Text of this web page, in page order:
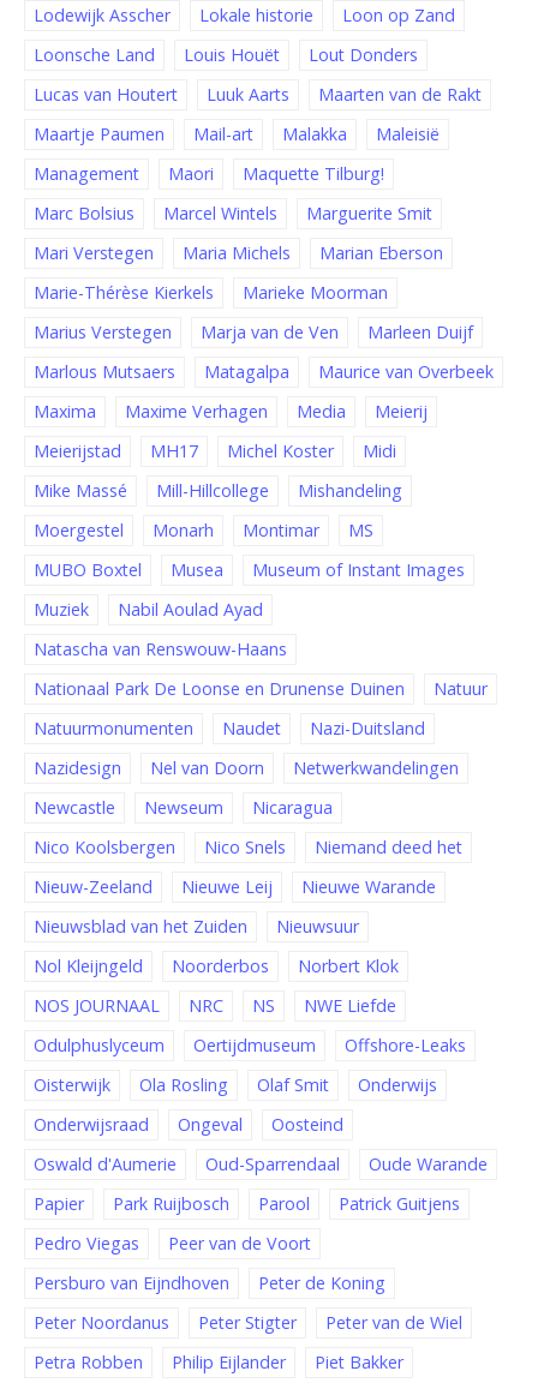
Lodewijk Asscher Lokale historie
Loon op Zand
Loonsche Land
Louis Houët
Lout Donders
Lucas van Houtert
Luuk Aarts
Maarten van de Rakt
Maartje Paumen
Mail-art Malakka
Maleisië
Management
Maori
Maquette Tilburg!
Marc Bolsius
Marcel Wintels
Marguerite Smit
Mari Verstegen
Maria Michels
Marian Eberson
Marie-Thérèse Kierkels
Marieke Moorman
Marius Verstegen
Marja van de Ven
Marleen Duijf
Marlous Mutsaers
Matagalpa
Maurice van Overbeek
Maxima
Maxime Verhagen Media
Meierij
Meierijstad
MH17 Michel Koster
Midi
Mike Massé
Mill-Hillcollege
Mishandeling
Moergestel
Monarh Montimar
MS
MUBO Boxtel
Musea
Museum of Instant Images
Muziek
Nabil Aoulad Ayad
Natascha van Renswouw-Haans
Nationaal Park De Loonse en Drunense Duinen
Natuur
Natuurmonumenten
Naudet
Nazi-Duitsland
Nazidesign
Nel van Doorn
Netwerkwandelingen
Newcastle
Newseum
Nicaragua
Nico Koolsbergen
Nico Snels
Niemand deed het
Nieuw-Zeeland
Nieuwe Leij
Nieuwe Warande
Nieuwsblad van het Zuiden
Nieuwsuur
Nol Kleijngeld
Noorderbos
Norbert Klok
NOS JOURNAAL
NRC NS
NWE Liefde
Odulphuslyceum
Oertijdmuseum
Offshore-Leaks
Oisterwijk
Ola Rosling Olaf Smit
Onderwijs
Onderwijsraad
Ongeval
Oosteind
Oswald d'Aumerie
Oud-Sparrendaal
Oude Warande
Papier
Park Ruijbosch Parool
Patrick Guitjens
Pedro Viegas
Peer van de Voort
Persburo van Eijndhoven
Peter de Koning
Peter Noordanus
Peter Stigter
Peter van de Wiel
Petra Robben
Philip Eijlander
Piet Bakker